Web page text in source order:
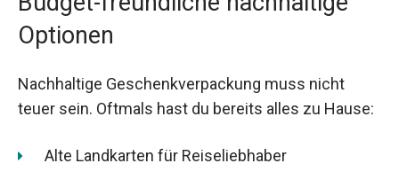
Optionen
Nachhaltige Geschenkverpackung muss nicht
teuer sein. Oftmals hast du bereits alles zu Hause:
Alte Landkarten für Reiseliebhaber